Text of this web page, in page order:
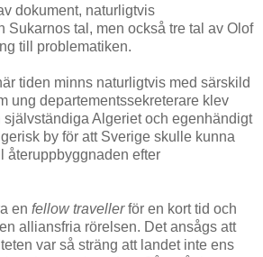
dokument, naturligtvis
Sukarnos tal, men också tre tal av Olof
till problematiken.
tiden minns naturligtvis med särskild
ung departementssekreterare klev
Algeriet och egenhändigt
by för att Sverige skulle kunna
återuppbyggnaden efter
en fellow travellerför en kort tid och
alliansfria rörelsen. Det ansågs att
var så sträng att landet inte ens